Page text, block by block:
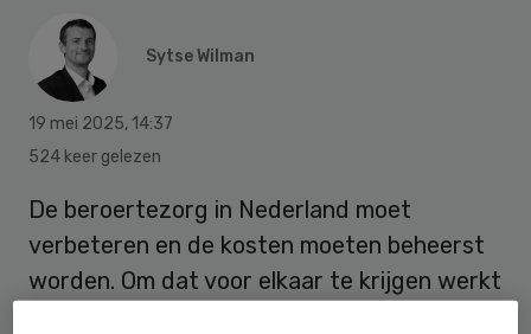
Sytse Wilman
19 mei 2025, 14:37
524 keer gelezen
De beroertezorg in Nederland moet
verbeteren en de kosten moeten beheerst
worden. Om dat voor elkaar te krijgen werkt